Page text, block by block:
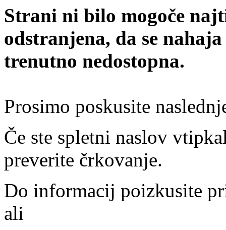
Strani ni bilo mogoče
odstranjena, da se
trenutno nedostopna.
Prosimo poskusite
Če ste spletni naslov
preverite črkovanje.
Do informacij poizkusite
ali